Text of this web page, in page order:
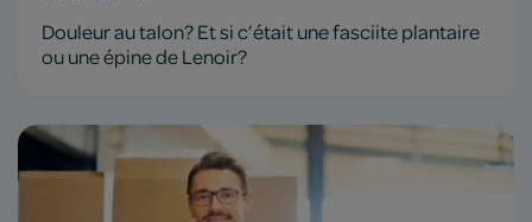
Douleur au talon? Et si c’était une fasciite plantaire
ou une épine de Lenoir?